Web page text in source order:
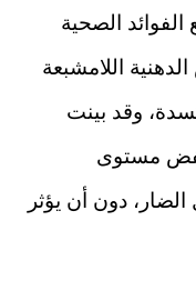
الصحية
اللامشبعة
وقد بينت
مستوى
دون أن يؤثر